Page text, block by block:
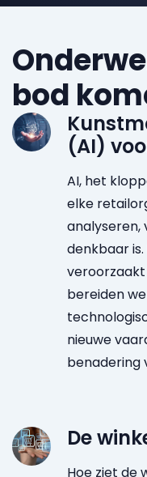
bod
(AI)
AI, het
elke
analyseren,
denkbaar
veroorzaakt
bereiden
nieuwe
benadering
De
Hoe ziet de